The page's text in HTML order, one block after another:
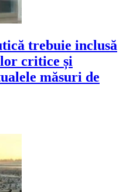
trebuie inclusă
critice și
măsuri de